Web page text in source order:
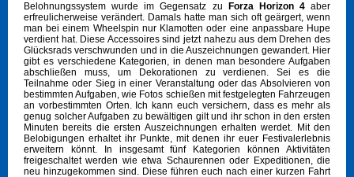
Belohnungssystem wurde im Gegensatz zu Forza Horizon 4aber
erfreulicherweise verändert. Damals hatte man sich oft geärgert, wenn
man bei einem Wheelspin nur Klamotten oder eine anpassbare Hupe
verdient hat. Diese Accessoires sind jetzt nahezu aus dem Drehen des
Glücksrads verschwunden und in die Auszeichnungen gewandert. Hier
gibt es verschiedene Kategorien, in denen man besondere Aufgaben
abschließen muss, um Dekorationen zu verdienen. Sei es die
Teilnahme oder Sieg in einer Veranstaltung oder das Absolvieren von
bestimmten Aufgaben, wie Fotos schießen mit festgelegten Fahrzeugen
an vorbestimmten Orten. Ich kann euch versichern, dass es mehr als
genug solcher Aufgaben zu bewältigen gilt und ihr schon in den ersten
Minuten bereits die ersten Auszeichnungen erhalten werdet. Mit den
Belobigungen erhaltet ihr Punkte, mit denen ihr euer Festivalerlebnis
erweitern könnt. In insgesamt fünf Kategorien können Aktivitäten
freigeschaltet werden wie etwa Schaurennen oder Expeditionen, die
neu hinzugekommen sind. Diese führen euch nach einer kurzen Fahrt